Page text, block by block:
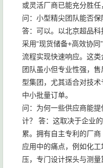
或灵活厂商已能充分胜任
问：小型精尖团队能否保
答：可以。以北京超品
采用“现货储备+高效协
流程实现快速响应。这类
团队虽小但专业性强，
型集团，尤其适合对技
中小批量订单。
问：为何一些供应商能
计？ 答：这取决于企业
累。拥有自主专利的厂
应用中的痛点，例如化
压，专门设计探头与测